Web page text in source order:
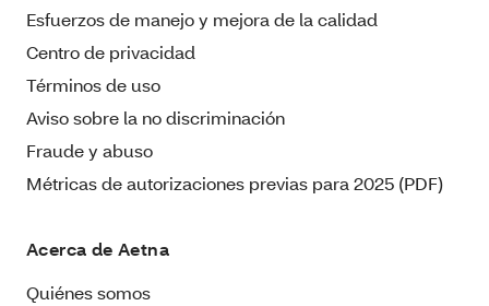
Esfuerzos de manejo y mejora de la calidad
Centro de privacidad
Términos de uso
Aviso sobre la no discriminación
Fraude y abuso
Métricas de autorizaciones previas para 2025 (PDF)
Acerca de Aetna
Quiénes somos